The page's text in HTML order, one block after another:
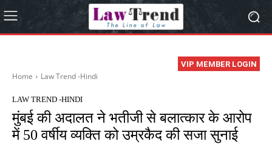
VIP MEMBER LOGIN
Home Law Trend -Hindi
LAW TREND -HINDI
मुंबई की अदालत ने भतीजी से बलात्कार के आरोप
में 50 वर्षीय व्यक्ति को उम्रकैद की सजा सुनाई